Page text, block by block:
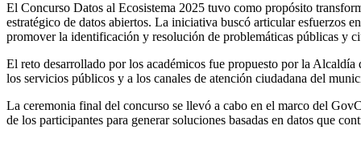
El Concurso Datos al Ecosistema 2025 tuvo como propósito
estratégico de datos abiertos. La iniciativa buscó articular esfuerzos
promover la identificación y resolución de problemáticas públicas y
El reto desarrollado por los académicos fue propuesto por la
los servicios públicos y a los canales de atención ciudadana del
La ceremonia final del concurso se llevó a cabo en el marco del
de los participantes para generar soluciones basadas en datos que